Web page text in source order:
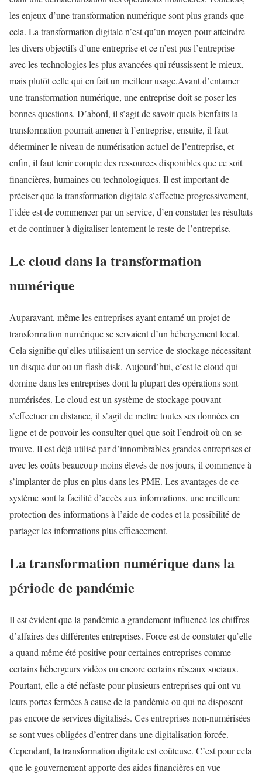
les enjeux d’une transformation numérique sont plus grands que
cela. La transformation digitale n’est qu’un moyen pour atteindre
les divers objectifs d’une entreprise et ce n’est pas l’entreprise
avec les technologies les plus avancées qui réussissent le mieux,
mais plutôt celle qui en fait un meilleur usage.Avant d’entamer
une transformation numérique, une entreprise doit se poser les
bonnes questions. D’abord, il s’agit de savoir quels bienfaits la
transformation pourrait amener à l’entreprise, ensuite, il faut
déterminer le niveau de numérisation actuel de l’entreprise, et
enfin, il faut tenir compte des ressources disponibles que ce soit
financières, humaines ou technologiques. Il est important de
préciser que la transformation digitale s’effectue progressivement,
l’idée est de commencer par un service, d’en constater les résultats
et de continuer à digitaliser lentement le reste de l’entreprise.
Le cloud dans la transformation
numérique
Auparavant, même les entreprises ayant entamé un projet de
transformation numérique se servaient d’un hébergement local.
Cela signifie qu’elles utilisaient un service de stockage nécessitant
un disque dur ou un flash disk. Aujourd’hui, c’est le cloud qui
domine dans les entreprises dont la plupart des opérations sont
numérisées. Le cloud est un système de stockage pouvant
s’effectuer en distance, il s’agit de mettre toutes ses données en
ligne et de pouvoir les consulter quel que soit l’endroit où on se
trouve. Il est déjà utilisé par d’innombrables grandes entreprises et
avec les coûts beaucoup moins élevés de nos jours, il commence à
s’implanter de plus en plus dans les PME. Les avantages de ce
système sont la facilité d’accès aux informations, une meilleure
protection des informations à l’aide de codes et la possibilité de
partager les informations plus efficacement.
La transformation numérique dans la
période de pandémie
Il est évident que la pandémie a grandement influencé les chiffres
d’affaires des différentes entreprises. Force est de constater qu’elle
a quand même été positive pour certaines entreprises comme
certains hébergeurs vidéos ou encore certains réseaux sociaux.
Pourtant, elle a été néfaste pour plusieurs entreprises qui ont vu
leurs portes fermées à cause de la pandémie ou qui ne disposent
pas encore de services digitalisés. Ces entreprises non-numérisées
se sont vues obligées d’entrer dans une digitalisation forcée.
Cependant, la transformation digitale est coûteuse. C’est pour cela
que le gouvernement apporte des aides financières en vue